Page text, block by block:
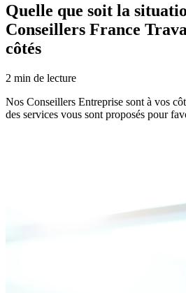
Quelle que soit la
Conseillers France
côtés
2 min de lecture
Nos Conseillers Entreprise sont à vos
des services vous sont proposés pour